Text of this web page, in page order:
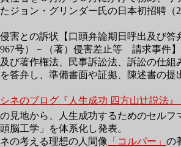
ジョン・グリンダー氏の日本初招聘（
害との訴状【口頭弁論期日呼出及び
号）－（著）侵害差止等 請求事件
び著作権法、民事訴訟法、訴訟の仕
答弁し、準備書面や証拠、陳述書の提
シネのブログ『人生成功 四方山辻説法』
見地から、人生成功するためのセルフ
脳工学」を体系化し発表。
の考える理想の人間像 「コルパー」 の